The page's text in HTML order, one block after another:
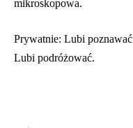
mikroskopowa.
Prywatnie: Lubi
Lubi podróżować.